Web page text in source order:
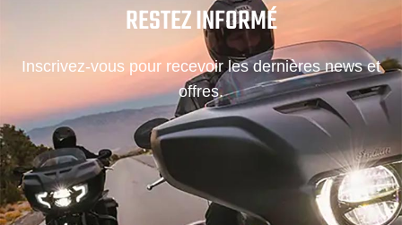
RESTEZ INFORMÉ
Inscrivez-vous pour recevoir les dernières news et
offres.